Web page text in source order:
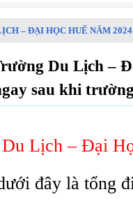
– ĐẠI HỌC HUẾ NĂM 2024
Du Lịch –
sau khi
Lịch – Đại
đây là tổng